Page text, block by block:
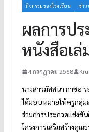
กิจกรรมของโรงเรียน ข่า
ผลการป
หนังสือเล่
4 กรกฎาคม 2568
นางสาวมัสสนา กาซอ
ได้มอบหมายให้ครูกลุ่ม
ร่วมการประกวดแข่งขั
โครงการเสริมสร้างคุณ